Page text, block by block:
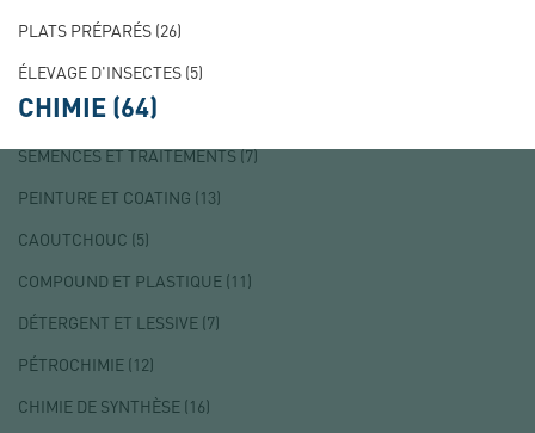
PLATS PRÉPARÉS (26)
ÉLEVAGE D'INSECTES (5)
CHIMIE (64)
SEMENCES ET TRAITEMENTS(7)
PEINTURE ET COATING (13)
CAOUTCHOUC (5)
COMPOUND ET PLASTIQUE (11)
DÉTERGENT ET LESSIVE (7)
PÉTROCHIMIE (12)
CHIMIE DE SYNTHÈSE (16)